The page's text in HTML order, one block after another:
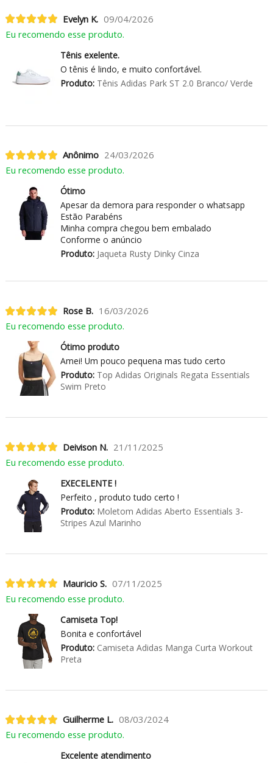
Evelyn K. 09/04/2026
Eu recomendo esse produto.
Tênis exelente.
O tênis é lindo, e muito confortável.
Produto:Tênis Adidas Park ST 2.0 Branco/ Verde
Anônimo 24/03/2026
Eu recomendo esse produto.
Ótimo
Apesar da demora para responder o whatsapp
Estão Parabéns
Minha compra chegou bem embalado
Conforme o anúncio
Produto:Jaqueta Rusty Dinky Cinza
Rose B. 16/03/2026
Eu recomendo esse produto.
Ótimo produto
Amei! Um pouco pequena mas tudo certo
Produto:Top Adidas Originals Regata Essentials
Swim Preto
Deivison N. 21/11/2025
Eu recomendo esse produto.
EXECELENTE !
Perfeito , produto tudo certo !
Produto:Moletom Adidas Aberto Essentials 3-
Stripes Azul Marinho
Mauricio S. 07/11/2025
Eu recomendo esse produto.
Camiseta Top!
Bonita e confortável
Produto:Camiseta Adidas Manga Curta Workout
Preta
Guilherme L. 08/03/2024
Eu recomendo esse produto.
Excelente atendimento